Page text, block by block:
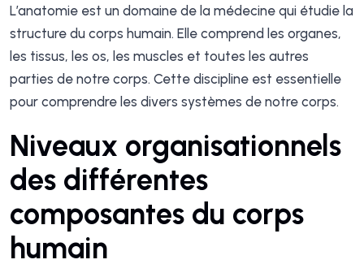
L’anatomie est un domaine de la médecine qui étudie la
structure du corps humain. Elle comprend les organes,
les tissus, les os, les muscles et toutes les autres
parties de notre corps. Cette discipline est essentielle
pour comprendre les divers systèmes de notre corps.
Niveaux organisationnels
des différentes
composantes du corps
humain